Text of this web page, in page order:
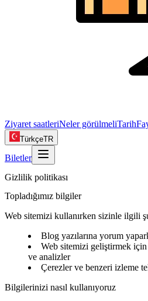
Ziyaret saatleriNeler görülmeliTarih
TürkçeTR
Biletler
Gizlilik politikası
Topladığımız bilgiler
Web sitemizi kullanırken sizinle ilgili
Blog yazılarına yorum
Web sitemizi geliştirmek
ve analizler
Çerezler ve benzeri izleme
Bilgilerinizi nasıl kullanıyoruz